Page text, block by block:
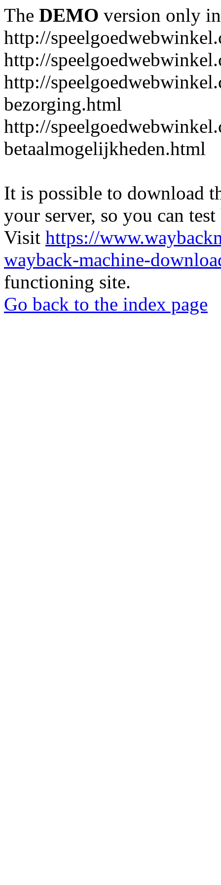
The DEMO version only
http://
http://
http://
bezorging.html
http://
betaalmogelijkheden.html
It is possible to download
your server, so you can
Visit https://
wayback-machine-
functioning site.
Go back to the index page